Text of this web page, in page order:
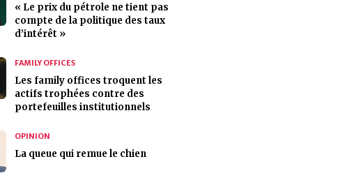
« Le prix du pétrole ne tient pas
compte de la politique des taux
d’intérêt »
FAMILY OFFICES
Les family offices troquent les
actifs trophées contre des
portefeuilles institutionnels
OPINION
La queue qui remue le chien